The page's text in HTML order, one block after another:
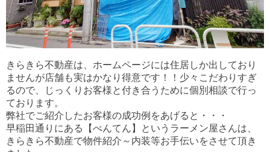
きらきら不動産は、ホームページには住居しか出しており
ませんが店舗も実はかなり得意です！！少々こだわりすぎ
るので、じっくりお客様と付き合うために個別相談で行っ
ております。
弊社でご紹介したお客様の成功例をあげると・・・
早稲田通りにある【べんてん】というラーメン屋さんは、
きらきら不動産で物件紹介～内装等お手伝いをさせて頂き